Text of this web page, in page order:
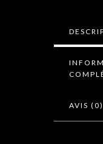
AVIS (0)